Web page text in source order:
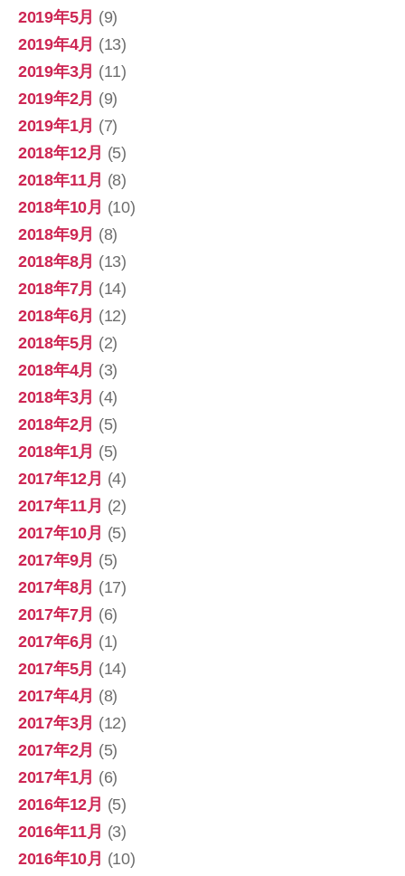
2019年5月 (9)
2019年4月 (13)
2019年3月 (11)
2019年2月 (9)
2019年1月 (7)
2018年12月 (5)
2018年11月 (8)
2018年10月 (10)
2018年9月 (8)
2018年8月 (13)
2018年7月 (14)
2018年6月 (12)
2018年5月 (2)
2018年4月 (3)
2018年3月 (4)
2018年2月 (5)
2018年1月 (5)
2017年12月 (4)
2017年11月 (2)
2017年10月 (5)
2017年9月 (5)
2017年8月 (17)
2017年7月 (6)
2017年6月 (1)
2017年5月 (14)
2017年4月 (8)
2017年3月 (12)
2017年2月 (5)
2017年1月 (6)
2016年12月 (5)
2016年11月 (3)
2016年10月 (10)